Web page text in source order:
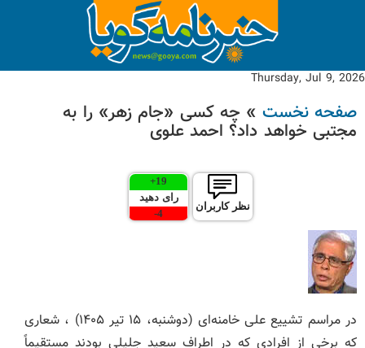
Thursday, Jul 9, 2026
صفحه نخست » چه کسی «جام زهر» را به
مجتبی خواهد داد؟ احمد علوی
نظر کاربران
19
+
رای دهید
4
-
در مراسم تشییع علی خامنه‌ای (دوشنبه، ۱۵ تیر ۱۴۰۵) ، شعاری
که برخی از افرادی که در اطراف سعید جلیلی بودند مستقیماً